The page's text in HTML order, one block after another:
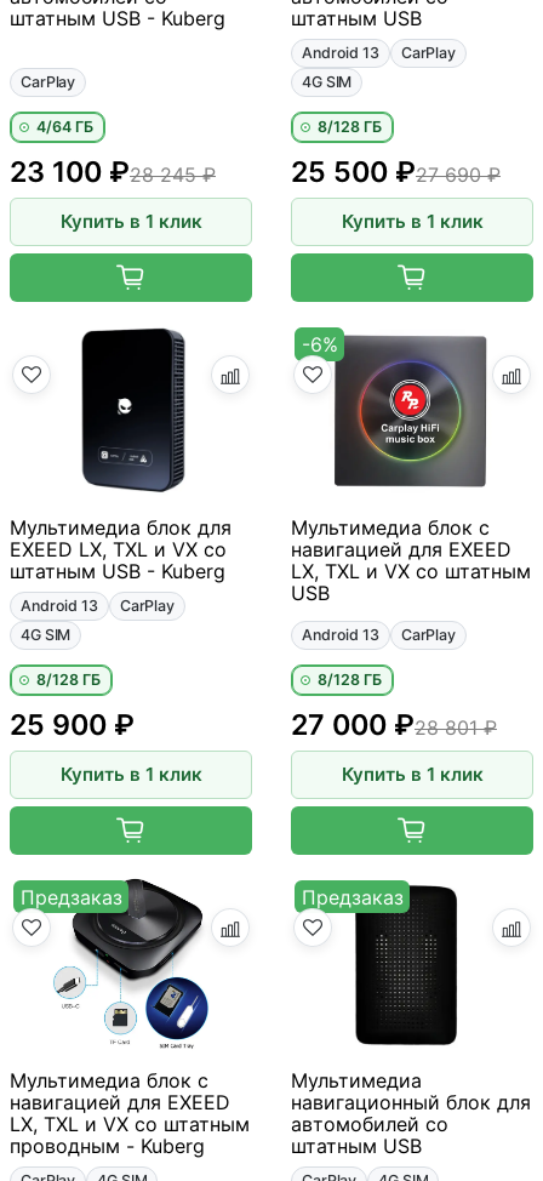
штатным USB - Kuberg
CarPlay
4/64 ГБ
28 245 ₽
23 100 ₽
Купить в 1 клик
штатным USB
Android 13
CarPlay
4G SIM
8/128 ГБ
27 690 ₽
25 500 ₽
Купить в 1 клик
Мультимедиа блок для
EXEED LX, TXL и VX со
штатным USB - Kuberg
Android 13
CarPlay
4G SIM
8/128 ГБ
25 900 ₽
Купить в 1 клик
-6%
Мультимедиа блок с
навигацией для EXEED
LX, TXL и VX со штатным
USB
Android 13 CarPlay
8/128 ГБ
28 801 ₽
27 000 ₽
Купить в 1 клик
Предзаказ
Мультимедиа блок с
навигацией для EXEED
LX, TXL и VX со штатным
проводным - Kuberg
Предзаказ
Мультимедиа
навигационный блок для
автомобилей со
штатным USB